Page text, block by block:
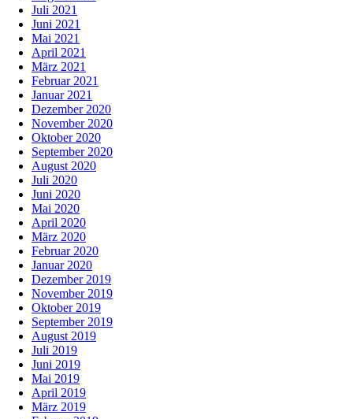
Juli 2021
Juni 2021
Mai 2021
April 2021
März 2021
Februar 2021
Januar 2021
Dezember 2020
November 2020
Oktober 2020
September 2020
August 2020
Juli 2020
Juni 2020
Mai 2020
April 2020
März 2020
Februar 2020
Januar 2020
Dezember 2019
November 2019
Oktober 2019
September 2019
August 2019
Juli 2019
Juni 2019
Mai 2019
April 2019
März 2019